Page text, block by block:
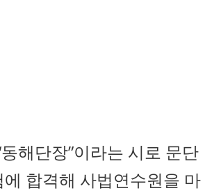
해단장”이라는 시로 문단
합격해 사법연수원을 마